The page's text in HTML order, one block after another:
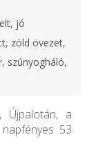
jó
zöld övezet,
szúnyogháló,
Újpalotán, a
53